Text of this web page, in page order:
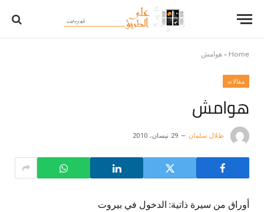
Home
» هوامش
مقالاته
هوامش
طلال سلمان 29 نيسان، 2010
أوراق من سيرة ذاتية: الدخول في بيروت